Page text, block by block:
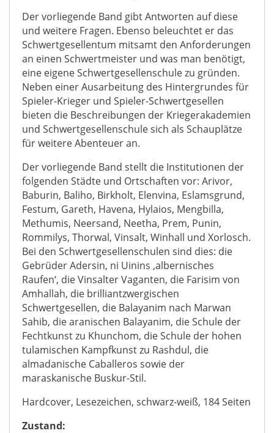
Der vorliegende Band gibt Antworten auf diese
und weitere Fragen. Ebenso beleuchtet er das
Schwertgesellentum mitsamt den Anforderungen
an einen Schwertmeister und was man benötigt,
eine eigene Schwertgesellenschule zu gründen.
Neben einer Ausarbeitung des Hintergrundes für
Spieler-Krieger und Spieler-Schwertgesellen
bieten die Beschreibungen der Kriegerakademien
und Schwertgesellenschule sich als Schauplätze
für weitere Abenteuer an.
Der vorliegende Band stellt die Institutionen der
folgenden Städte und Ortschaften vor: Arivor,
Baburin, Baliho, Birkholt, Elenvina, Eslamsgrund,
Festum, Gareth, Havena, Hylaios, Mengbilla,
Methumis, Neersand, Neetha, Prem, Punin,
Rommilys, Thorwal, Vinsalt, Winhall und Xorlosch.
Bei den Schwertgesellenschulen sind dies: die
Gebrüder Adersin, ni Uinins ‚albernisches
Raufen‘, die Vinsalter Vaganten, die Farisim von
Amhallah, die brilliantzwergischen
Schwertgesellen, die Balayanim nach Marwan
Sahib, die aranischen Balayanim, die Schule der
Fechtkunst zu Khunchom, die Schule der hohen
tulamischen Kampfkunst zu Rashdul, die
almadanische Caballeros sowie der
maraskanische Buskur-Stil.
Hardcover, Lesezeichen, schwarz-weiß, 184 Seiten
Zustand: